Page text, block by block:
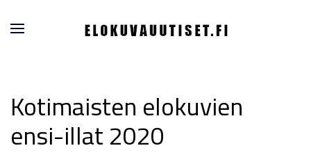
Kotimaisten elokuvien
ensi-illat 2020